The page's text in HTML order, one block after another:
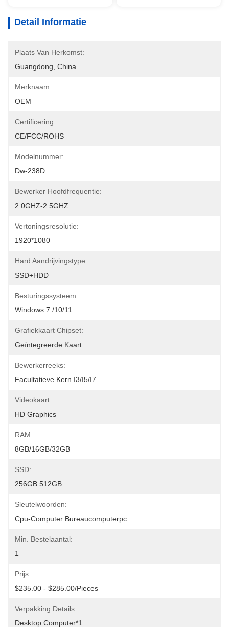
Detail Informatie
Plaats Van Herkomst:
Guangdong, China
Merknaam:
OEM
Certificering:
CE/FCC/ROHS
Modelnummer:
Dw-238D
Bewerker Hoofdfrequentie:
2.0GHZ-2.5GHZ
Vertoningsresolutie:
1920*1080
Hard Aandrijvingstype:
SSD+HDD
Besturingssysteem:
Windows 7 /10/11
Grafiekkaart Chipset:
Geïntegreerde Kaart
Bewerkerreeks:
Facultatieve Kern I3/i5/i7
Videokaart:
HD Graphics
RAM:
8GB/16GB/32GB
SSD:
256GB 512GB
Sleutelwoorden:
Cpu-Computer Bureaucomputerpc
Min. Bestelaantal:
1
Prijs:
$235.00 - $285.00/Pieces
Verpakking Details:
Desktop Computer*1